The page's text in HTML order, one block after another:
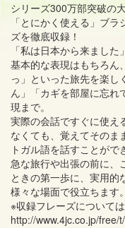
シリーズ300万部突破の
「とにかく使える」ブ
ズを徹底収録！
「私は日本から来まし
基本的な表現はもちろん
っ」といった旅先を楽
ん」「カギを部屋に忘れ
現まで。
実際の会話ですぐに使え
なくても、覚えてそのま
トガル語を話すことがで
急な旅行や出張の前に、
ときの第一歩に、実用
様々な場面で役立ちます。
※収録フレーズについては
http://www.4jc.co.jp/free/